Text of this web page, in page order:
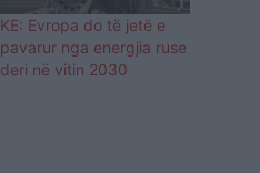
KE: Evropa do të jetë e
pavarur nga energjia ruse
deri në vitin 2030